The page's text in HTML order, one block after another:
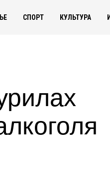
СПОРТ КУЛЬТУРА